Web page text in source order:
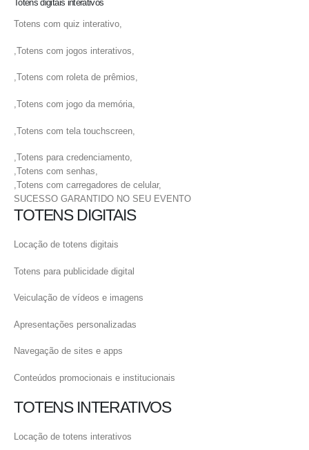
Totens digitais interativos
Totens com quiz interativo,
,Totens com jogos interativos,
,Totens com roleta de prêmios,
,Totens com jogo da memória,
,Totens com tela touchscreen,
,Totens para credenciamento,
,Totens com senhas,
,Totens com carregadores de celular,
SUCESSO GARANTIDO NO SEU EVENTO
TOTENS DIGITAIS
Locação de totens digitais
Totens para publicidade digital
Veiculação de vídeos e imagens
Apresentações personalizadas
Navegação de sites e apps
Conteúdos promocionais e institucionais
TOTENS INTERATIVOS
Locação de totens interativos